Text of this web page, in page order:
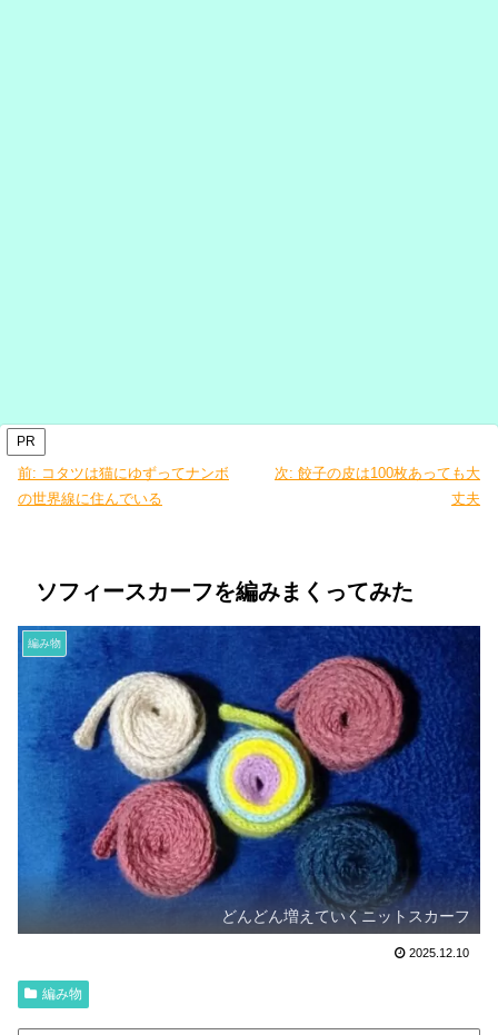
PR
前: コタツは猫にゆずってナンボ
の世界線に住んでいる
次: 餃子の皮は100枚あっても大
丈夫
ソフィースカーフを編みまくってみた
編み物
どんどん増えていくニットスカーフ
2025.12.10
編み物